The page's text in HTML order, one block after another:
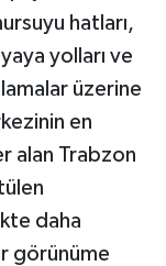
hatları,
yolları ve
üzerine
en
alan Trabzon
daha
görünüme